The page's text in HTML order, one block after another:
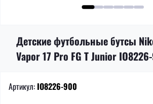
Детские футбольные бутсы
Vapor 17 Pro FG T Junior
Артикул: IO8226-900